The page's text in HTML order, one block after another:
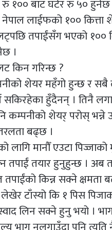
१०० बाट घटेर रु ५० हुनेछ
लाईफको १००
तपाईंसँग भएको १००
।
किन गरिन्छ ?
शेयर महँगो हुन्छ र
सकिरहेका हुँदैनन् । तिनै
कम्पनीको शेयर् परोस् भन्ने
बढ्छ ।
लागि मानौँ एउटा
तपाईं तयार हुनुहुन्छ । अब
तपाईंको किन्न सक्ने क्षमता
टाँस्यो कि १ पिस
लिन सक्ने हुनु भयो ।